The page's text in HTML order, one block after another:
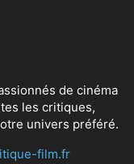
de cinéma
les critiques,
univers préféré.
film.fr